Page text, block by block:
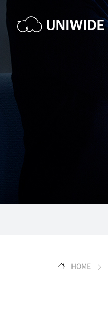
HOME